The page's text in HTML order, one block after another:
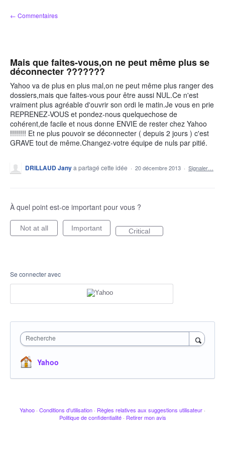
Aller
au
← Commentaires
Mais que faites-vous,on ne peut même plus se
déconnecter ???????
Yahoo va de plus en plus mal,on ne peut même plus ranger des
dossiers,mais que faites-vous pour être aussi NUL.Ce n'est
vraiment plus agréable d'ouvrir son ordi le matin.Je vous en prie
REPRENEZ-VOUS et pondez-nous quelquechose de
cohérent,de facile et nous donne ENVIE de rester chez Yahoo
!!!!!!!! Et ne plus pouvoir se déconnecter ( depuis 2 jours ) c'est
GRAVE tout de même.Changez-votre équipe de nuls par pitié.
DRILLAUD Janya partagé cette idée · 20 décembre 2013 · Signaler…
À quel point est-ce important pour vous ?
Not at all Important Critical
Se connecter avec
Recherche
Yahoo
Yahoo · Conditions d'utilisation · Règles relatives aux suggestions utilisateur ·
Politique de confidentialité · Retirer mon avis